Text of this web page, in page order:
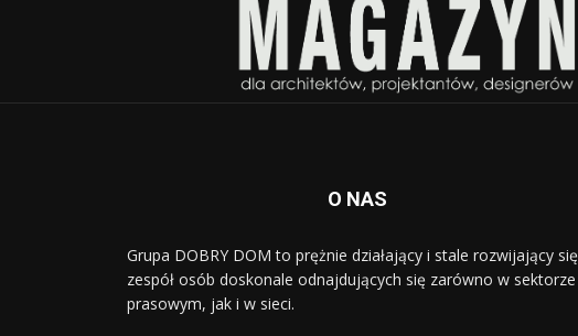
O NAS
Grupa DOBRY DOM to prężnie działający i stale rozwijający się
zespół osób doskonale odnajdujących się zarówno w sektorze
prasowym, jak i w sieci.